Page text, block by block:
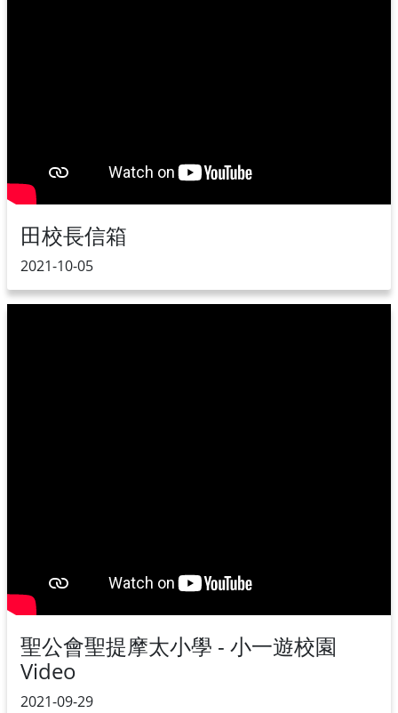
田校長信箱
2021-10-05
聖公會聖提摩太小學 - 小一遊校園
Video
2021-09-29